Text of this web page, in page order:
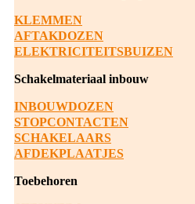
KLEMMEN
AFTAKDOZEN
ELEKTRICITEITSBUIZEN
Schakelmateriaal inbouw
INBOUWDOZEN
STOPCONTACTEN
SCHAKELAARS
AFDEKPLAATJES
Toebehoren